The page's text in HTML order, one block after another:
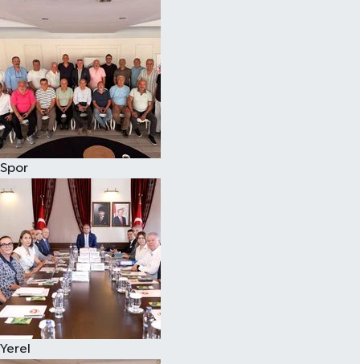
Spor
Yerel
Magazin
Özel
Resmi İlanlar
Sağlık
Siyaset
Spor
Yaşam
Yerel Yönetimler
Yurttan